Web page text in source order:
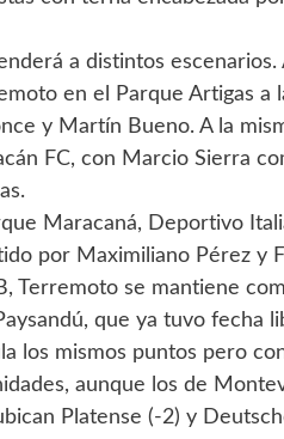
a distintos
en el Parque Artigas a
y Martín Bueno. A la
FC, con Marcio Sierra
Maracaná, Deportivo
por Maximiliano Pérez y
Terremoto se mantiene
que ya tuvo fecha
los mismos puntos pero
aunque los de
Platense (-2) y